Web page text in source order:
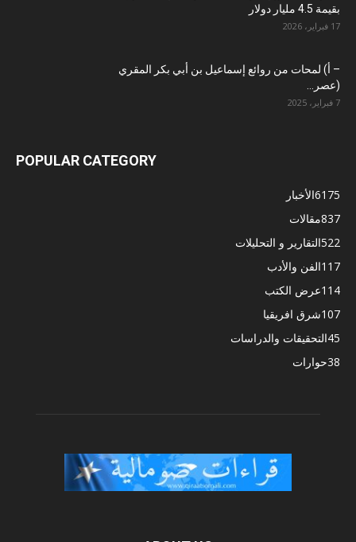
بقيمة 4.5 مليار دولار
17 فبراير، 2026
– أ) لمحات من روائع إسماعيل بن أبي بكر المقري
(عصر...
7 فبراير، 2025
POPULAR CATEGORY
الأخبار6175
مقالات837
التقارير و التحليلات522
الفن والأدب117
عرض الكتب114
شرق افريقيا107
التحقيقات والدراسات45
حوارات38